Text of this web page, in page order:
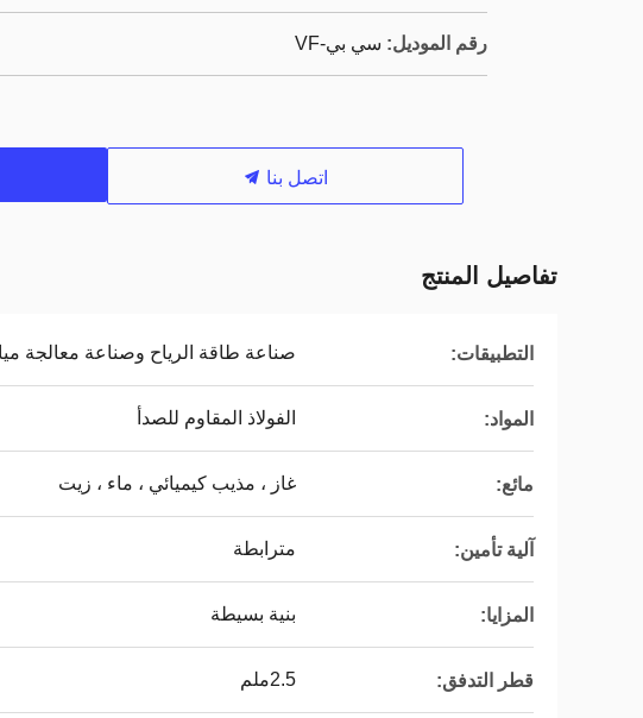
رقم الموديل: سي بي-VF
اتصل بنا
تفاصيل المنتج
التطبيقات: صناعة طاقة الرياح وصناعة معالجة
المواد: الفولاذ المقاوم للصدأ
مائع: غاز ، مذيب كيميائي ، ماء ، زيت
آلية تأمين: مترابطة
المزايا: بنية بسيطة
قطر التدفق: 2.5ملم